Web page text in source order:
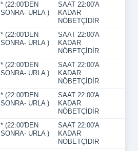
* (22:00'DEN
SONRA- URLA )
SAAT 22:00'A
KADAR
NÖBETÇİDİR
* (22:00'DEN
SONRA- URLA )
SAAT 22:00'A
KADAR
NÖBETÇİDİR
* (22:00'DEN
SONRA- URLA )
SAAT 22:00'A
KADAR
NÖBETÇİDİR
* (22:00'DEN
SONRA- URLA )
SAAT 22:00'A
KADAR
NÖBETÇİDİR
* (22:00'DEN
SONRA- URLA )
SAAT 22:00'A
KADAR
NÖBETÇİDİR